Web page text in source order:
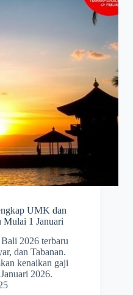
UMK dan
1 Januari
2026 terbaru
dan Tabanan.
kenaikan gaji
2026.